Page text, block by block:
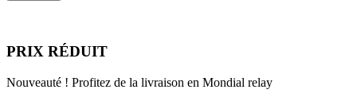
PRIX RÉDUIT
Nouveauté ! Profitez de la livraison en Mondial relay